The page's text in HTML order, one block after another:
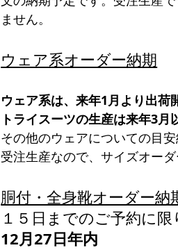
ません。
ウェア系オーダー納期
ウェア系は、来年1月より出荷
トライスーツの生産は来年3月
その他のウェアについての目安
受注生産なので、サイズオー
胴付・全身靴オーダー納
１５日までのご予約に限
12月27日年内